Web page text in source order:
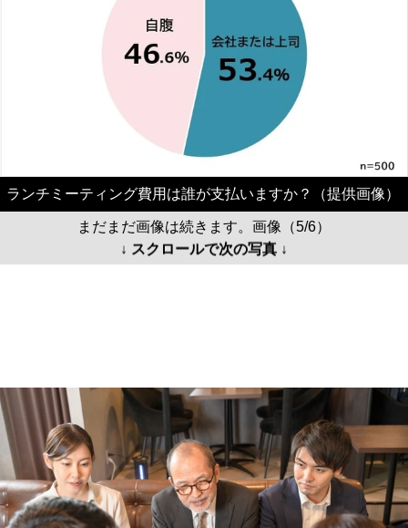
ランチミーティング費用は誰が支払いますか？（提供画像）
まだまだ画像は続きます。画像（5/6）
↓ スクロールで次の写真 ↓